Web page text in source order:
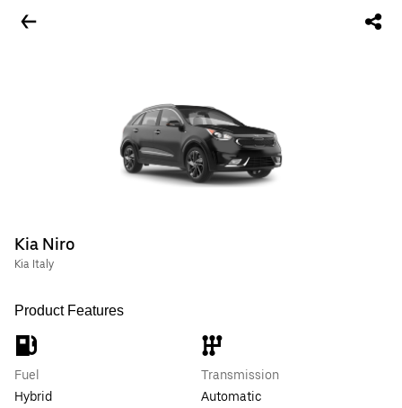
Kia Niro
Kia Italy
Product Features
Fuel
Hybrid
Transmission
Automatic